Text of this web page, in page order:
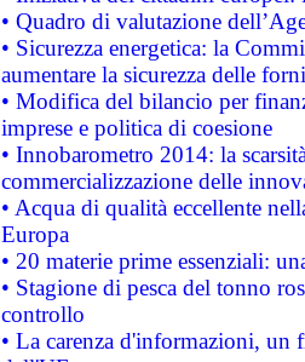
• Quadro di valutazione
• Sicurezza energetica: la
aumentare la sicurezza delle
• Modifica del bilancio per
imprese e politica di coesione
• Innobarometro 2014: la
commercializzazione delle
• Acqua di qualità eccellente
Europa
• 20 materie prime essenziali:
• Stagione di pesca del tonno
controllo
• La carenza d'informazioni, un